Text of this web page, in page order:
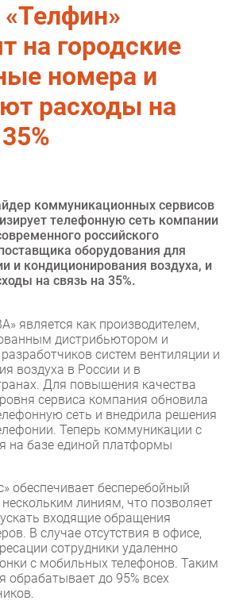
Промышленности
ИТ
на городские
номера и
расходы на
коммуникационных сервисов
телефонную сеть компании
российского
оборудования для
и кондиционирования воздуха, и
на связь на 35%.
является как производителем,
дистрибьютором и
систем вентиляции и
воздуха в России и в
Для повышения качества
сервиса компания обновила
сеть и внедрила решения
Теперь коммуникации с
на базе единой платформы
обеспечивает бесперебойный
линиям, что позволяет
входящие обращения
В случае отсутствия в офисе,
сотрудники удаленно
с мобильных телефонов. Таким
обрабатывает до 95% всех